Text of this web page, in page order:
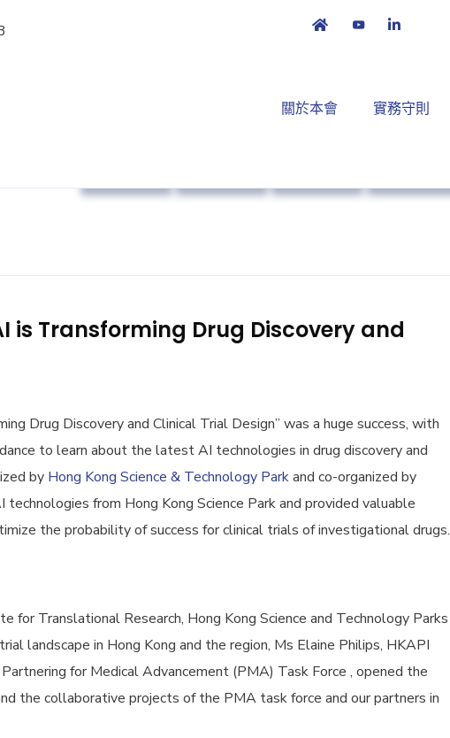
關於本會 實務守則
is Transforming Drug Discovery and
Drug Discovery and Clinical Trial Design” was a huge success, with
to learn about the latest AI technologies in drug discovery and
by Hong Kong Science & Technology Parkand co-organized by
from Hong Kong Science Park and provided valuable
the probability of success for clinical trials of investigational drugs.
for Translational Research, Hong Kong Science and Technology Parks
landscape in Hong Kong and the region, Ms Elaine Philips, HKAPI
for Medical Advancement (PMA) Task Force , opened the
the collaborative projects of the PMA task force and our partners in